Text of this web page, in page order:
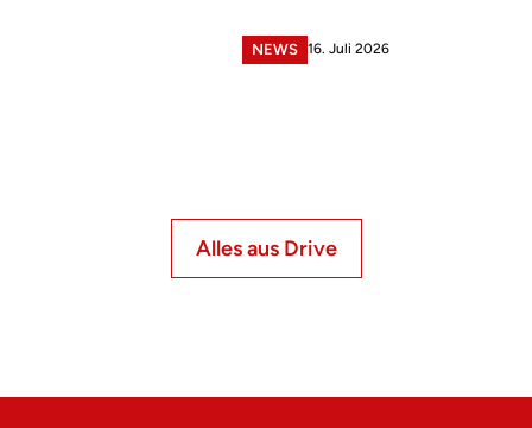
NEWS 16. Juli 2026
Alles aus Drive